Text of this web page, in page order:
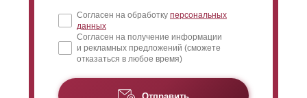
Согласен на обработку персональных
данных
Согласен на получение информации
и рекламных предложений (сможете
отказаться в любое время)